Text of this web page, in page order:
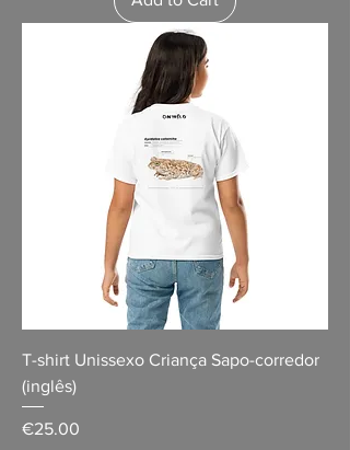
T-shirt Unissexo Criança Sapo-corredor
(inglês)
Price
€25.00